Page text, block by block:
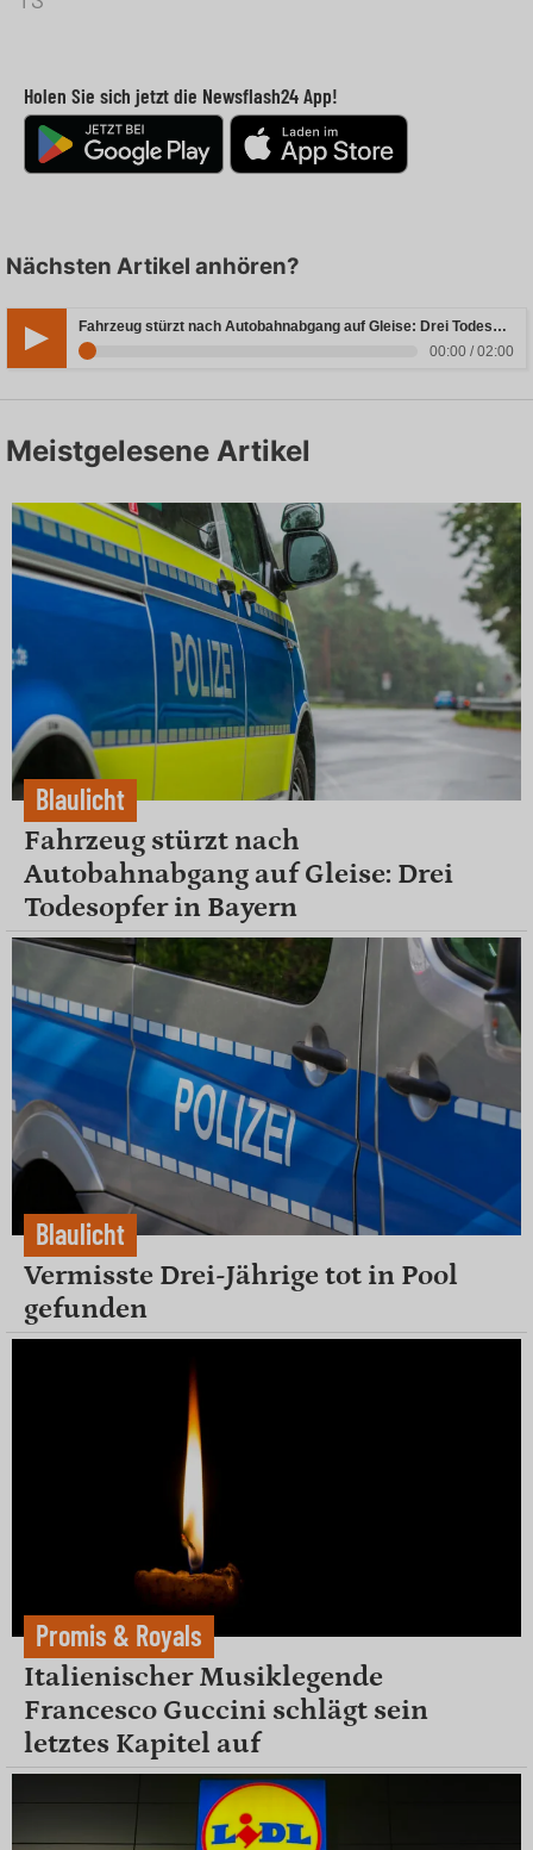
Holen Sie sich jetzt die Newsflash24 App!
Nächsten Artikel anhören?
Fahrzeug stürzt nach Autobahnabgang auf Gleise: Drei Todesopfer in Bayern
00:00 / 02:00
Meistgelesene Artikel
Blaulicht
Fahrzeug stürzt nach
Autobahnabgang auf Gleise: Drei
Todesopfer in Bayern
Blaulicht
Vermisste Drei-Jährige tot in Pool
gefunden
Promis & Royals
Italienischer Musiklegende
Francesco Guccini schlägt sein
letztes Kapitel auf